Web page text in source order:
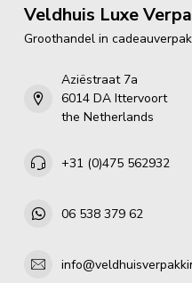
Veldhuis Luxe
Groothandel in
Aziëstraat 7a
6014 DA Ittervoort
the Netherlands
+31 (0)475 562932
06 538 379 62